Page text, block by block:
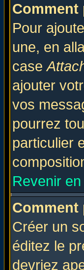
Comment
Pour
une, en
case
ajouter
vos
pourrez
particulier
Revenir
Comment
Créer un
éditez le
devriez